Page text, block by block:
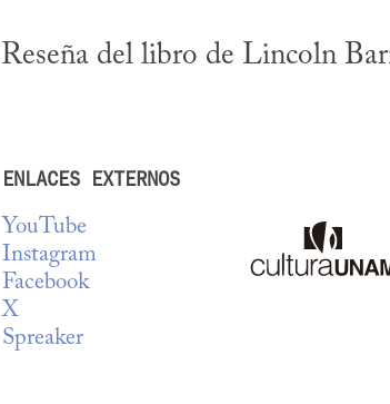
Reseña del libro de Lincoln
ENLACES EXTERNOS
YouTube
Instagram
Facebook
X
Spreaker